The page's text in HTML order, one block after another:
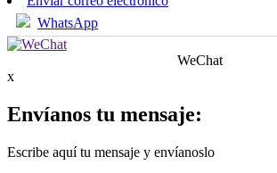
WhatsApp
WeChat
x
Envíanos tu mensaje:
Escribe aquí tu mensaje y envíanoslo